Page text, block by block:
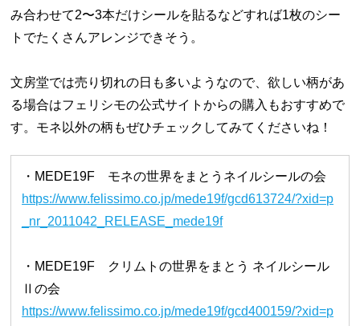
み合わせて2〜3本だけシールを貼るなどすれば1枚のシー
トでたくさんアレンジできそう。
文房堂では売り切れの日も多いようなので、欲しい柄があ
る場合はフェリシモの公式サイトからの購入もおすすめで
す。モネ以外の柄もぜひチェックしてみてくださいね！
・MEDE19F モネの世界をまとうネイルシールの会
https://www.felissimo.co.jp/mede19f/gcd613724/?xid=p
_nr_2011042_RELEASE_mede19f
・MEDE19F クリムトの世界をまとう ネイルシール
Ⅱの会
https://www.felissimo.co.jp/mede19f/gcd400159/?xid=p